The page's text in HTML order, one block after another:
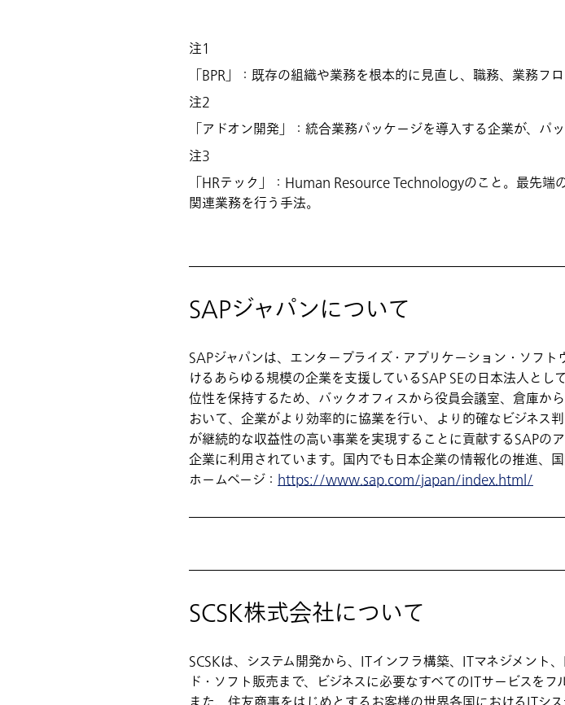
注1
「BPR」：既存の組織や業務を根本的に見直し、職務、業務フ
注2
「アドオン開発」：統合業務パッケージを導入する企業が、パ
注3
「HRテック」：Human Resource Technologyのこと。最先
関連業務を行う手法。
SAPジャパンについて
SAPジャパンは、エンタープライズ・アプリケーション・ソフ
けるあらゆる規模の企業を支援しているSAP SEの日本法人と
位性を保持するため、バックオフィスから役員会議室、倉庫か
おいて、企業がより効率的に協業を行い、より的確なビジネス
が継続的な収益性の高い事業を実現することに貢献するSAP
企業に利用されています。国内でも日本企業の情報化の推進、
ホームページ： https://www.sap.com/japan/index.html/
SCSK株式会社について
SCSKは、システム開発から、ITインフラ構築、ITマネジメント
ド・ソフト販売まで、ビジネスに必要なすべてのITサービスをフ